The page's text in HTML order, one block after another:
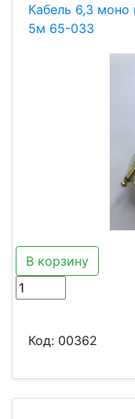
Кабель 6,3
5м 65-033
В корзину
Код: 00362